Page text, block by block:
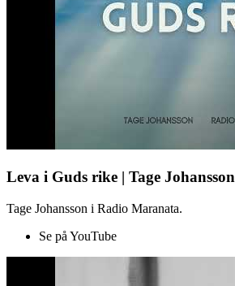
Leva i Guds rike | Tage Johansson
Tage Johansson i Radio Maranata.
Se på YouTube